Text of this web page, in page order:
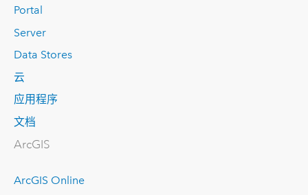
Portal
Server
Data Stores
云
应用程序
文档
ArcGIS
ArcGIS Online